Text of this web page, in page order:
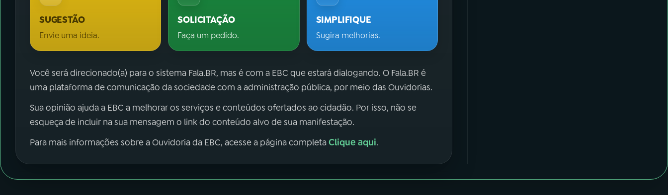
SUGESTÃO
Envie uma ideia.
SOLICITAÇÃO
Faça um pedido.
SIMPLIFIQUE
Sugira melhorias.
Você será direcionado(a) para o sistema Fala.BR, mas é com a EBC que estará dialogando. O Fala.BR é
uma plataforma de comunicação da sociedade com a administração pública, por meio das Ouvidorias.
Sua opinião ajuda a EBC a melhorar os serviços e conteúdos ofertados ao cidadão. Por isso, não se
esqueça de incluir na sua mensagem o link do conteúdo alvo de sua manifestação.
Para mais informações sobre a Ouvidoria da EBC, acesse a página completaClique aqui.